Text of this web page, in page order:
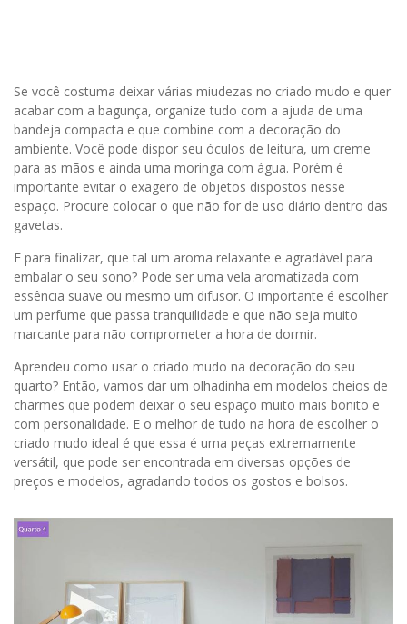
Se você costuma deixar várias miudezas no criado mudo e quer
acabar com a bagunça, organize tudo com a ajuda de uma
bandeja compacta e que combine com a decoração do
ambiente. Você pode dispor seu óculos de leitura, um creme
para as mãos e ainda uma moringa com água. Porém é
importante evitar o exagero de objetos dispostos nesse
espaço. Procure colocar o que não for de uso diário dentro das
gavetas.
E para finalizar, que tal um aroma relaxante e agradável para
embalar o seu sono? Pode ser uma vela aromatizada com
essência suave ou mesmo um difusor. O importante é escolher
um perfume que passa tranquilidade e que não seja muito
marcante para não comprometer a hora de dormir.
Aprendeu como usar o criado mudo na decoração do seu
quarto? Então, vamos dar um olhadinha em modelos cheios de
charmes que podem deixar o seu espaço muito mais bonito e
com personalidade. E o melhor de tudo na hora de escolher o
criado mudo ideal é que essa é uma peças extremamente
versátil, que pode ser encontrada em diversas opções de
preços e modelos, agradando todos os gostos e bolsos.